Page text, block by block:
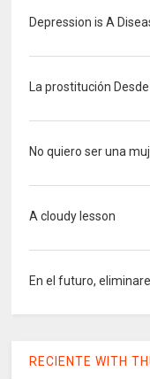
Depression is A
La prostitución
No quiero ser una
A cloudy lesson
En el futuro,
RECIENTE WITH